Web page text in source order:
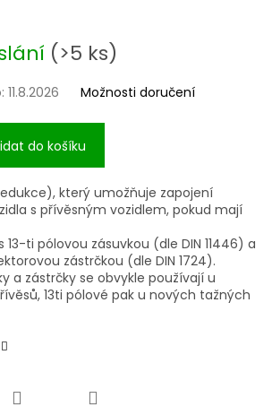
(>5 ks)
11.8.2026 Možnosti doručení
do košíku
který umožňuje zapojení
s přívěsným vozidlem, pokud mají
13-ti pólovou zásuvkou (dle DIN 11446) a
zástrčkou (dle DIN 1724).
a zástrčky se obvykle používají u
13ti pólové pak u nových tažných